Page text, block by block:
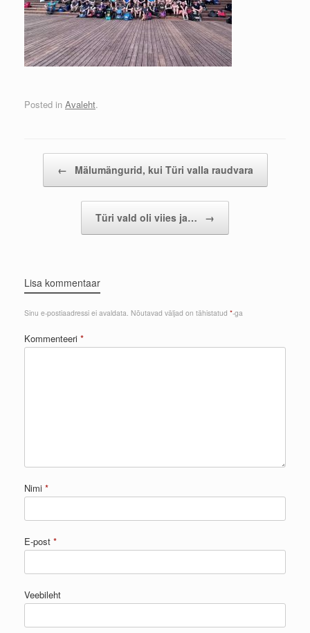
Posted in Avaleht.
← Mälumängurid, kui Türi valla raudvara
Türi vald oli viies ja… →
Lisa kommentaar
Sinu e-postiaadressi ei avaldata. Nõutavad väljad on tähistatud *-ga
Kommenteeri *
Nimi *
E-post *
Veebileht